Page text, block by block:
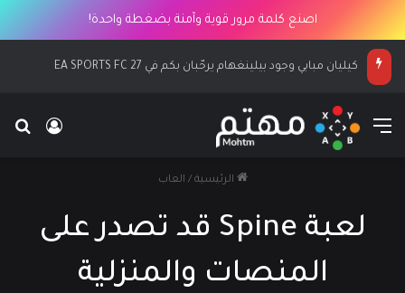
اصنع كلمة مرور قوية وآمنة بضغطة واحدة!
كيليان مبابي وجود بيلينغهام يرحّبان بكم في EA SPORTS FC 27
القائمة
الرئيسية / العاب
لعبة Spine قد تصدر على
المنصات والمنزلية